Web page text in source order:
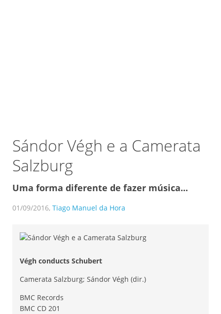
Sándor Végh e a Camerata
Salzburg
Uma forma diferente de fazer música...
01/09/2016, Tiago Manuel da Hora
Végh conducts Schubert
Camerata Salzburg; Sándor Végh (dir.)
BMC Records
BMC CD 201